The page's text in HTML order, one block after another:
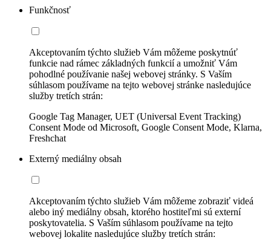
Funkčnosť
Akceptovaním týchto služieb Vám môžeme poskytnúť
funkcie nad rámec základných funkcií a umožniť Vám
pohodlné používanie našej webovej stránky. S Vaším
súhlasom používame na tejto webovej stránke nasledujúce
služby tretích strán:
Google Tag Manager, UET (Universal Event Tracking)
Consent Mode od Microsoft, Google Consent Mode, Klarna,
Freshchat
Externý mediálny obsah
Akceptovaním týchto služieb Vám môžeme zobraziť videá
alebo iný mediálny obsah, ktorého hostiteľmi sú externí
poskytovatelia. S Vaším súhlasom používame na tejto
webovej lokalite nasledujúce služby tretích strán: